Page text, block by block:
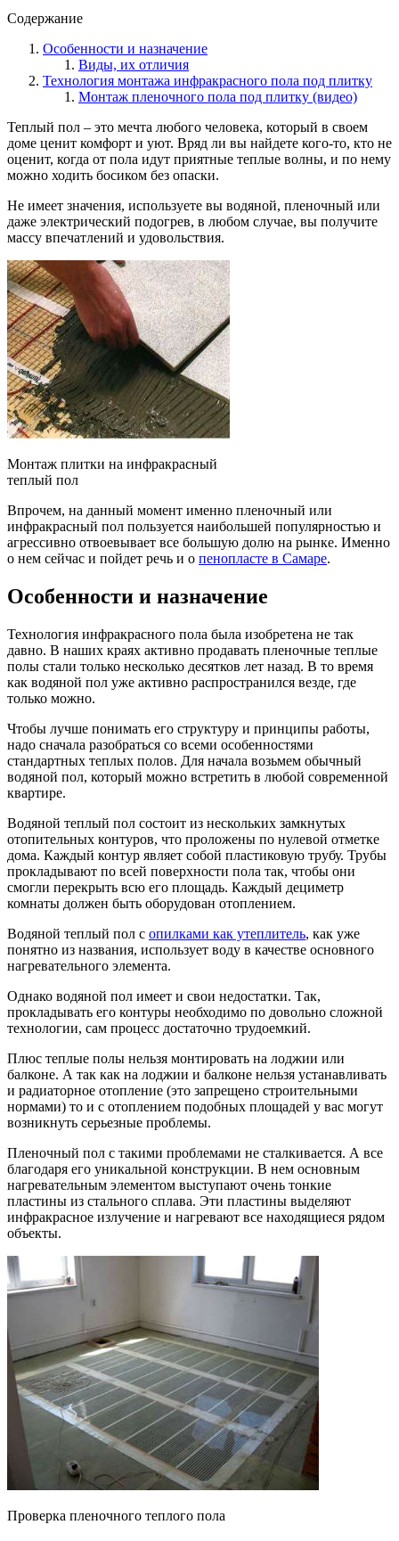
Содержание
Особенности и назначение
Виды, их отличия
Технология монтажа инфракрасного пола под плитку
Монтаж пленочного пола под плитку (видео)
Теплый пол – это мечта любого человека, который в своем
доме ценит комфорт и уют. Вряд ли вы найдете кого-то, кто не
оценит, когда от пола идут приятные теплые волны, и по нему
можно ходить босиком без опаски.
Не имеет значения, используете вы водяной, пленочный или
даже электрический подогрев, в любом случае, вы получите
массу впечатлений и удовольствия.
Монтаж плитки на инфракрасный
теплый пол
Впрочем, на данный момент именно пленочный или
инфракрасный пол пользуется наибольшей популярностью и
агрессивно отвоевывает все большую долю на рынке. Именно
о нем сейчас и пойдет речь и о пенопласте в Самаре.
Особенности и назначение
Технология инфракрасного пола была изобретена не так
давно. В наших краях активно продавать пленочные теплые
полы стали только несколько десятков лет назад. В то время
как водяной пол уже активно распространился везде, где
только можно.
Чтобы лучше понимать его структуру и принципы работы,
надо сначала разобраться со всеми особенностями
стандартных теплых полов. Для начала возьмем обычный
водяной пол, который можно встретить в любой современной
квартире.
Водяной теплый пол состоит из нескольких замкнутых
отопительных контуров, что проложены по нулевой отметке
дома. Каждый контур являет собой пластиковую трубу. Трубы
прокладывают по всей поверхности пола так, чтобы они
смогли перекрыть всю его площадь. Каждый дециметр
комнаты должен быть оборудован отоплением.
Водяной теплый пол с опилками как утеплитель, как уже
понятно из названия, использует воду в качестве основного
нагревательного элемента.
Однако водяной пол имеет и свои недостатки. Так,
прокладывать его контуры необходимо по довольно сложной
технологии, сам процесс достаточно трудоемкий.
Плюс теплые полы нельзя монтировать на лоджии или
балконе. А так как на лоджии и балконе нельзя устанавливать
и радиаторное отопление (это запрещено строительными
нормами) то и с отоплением подобных площадей у вас могут
возникнуть серьезные проблемы.
Пленочный пол с такими проблемами не сталкивается. А все
благодаря его уникальной конструкции. В нем основным
нагревательным элементом выступают очень тонкие
пластины из стального сплава. Эти пластины выделяют
инфракрасное излучение и нагревают все находящиеся рядом
объекты.
Проверка пленочного теплого пола